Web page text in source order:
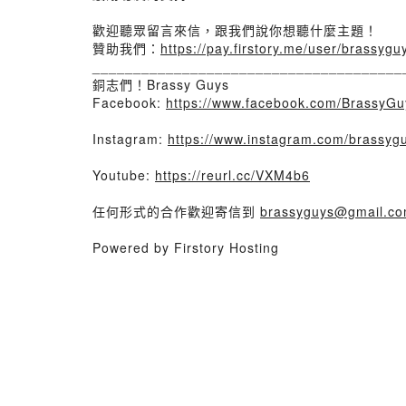
歡迎聽眾留言來信，跟我們說你想聽什麼主題！
贊助我們： https://pay.firstory.me/user/
銅志們！Brassy Guys
Facebook: https://www.facebook.com/
Instagram: https://www.instagram.com/
Youtube: https://reurl.cc/VXM4b6
任何形式的合作歡迎寄信到
Powered by Firstory Hosting